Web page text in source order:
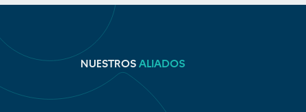
NUESTROS ALIADOS